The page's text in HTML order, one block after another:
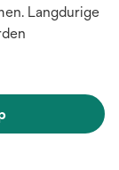
Langdurige